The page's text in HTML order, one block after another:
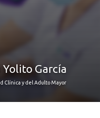
Yolito García
Clínica y del Adulto Mayor